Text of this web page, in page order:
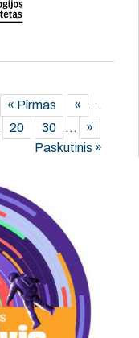
« Pirmas «
...
20 30 ...
»
Paskutinis »